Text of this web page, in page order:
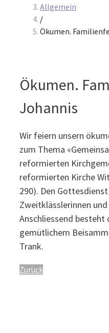
Allgemein
/
Ökumen.
Ökumen.
Johannis
Wir feiern unsern
zum Thema
reformierten
reformierten Kirche
290). Den
Zweitklässlerinnen
Anschliessend besteht
gemütlichem
Trank.
Zurück